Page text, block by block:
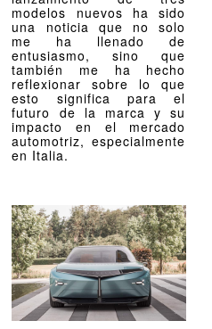
modelos nuevos ha sido
una noticia que no solo
me ha llenado de
entusiasmo, sino que
también me ha hecho
reflexionar sobre lo que
esto significa para el
futuro de la marca y su
impacto en el mercado
automotriz, especialmente
en Italia.